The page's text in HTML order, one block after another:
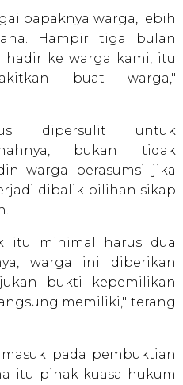
bapaknya warga, lebih
Hampir tiga bulan
hadir ke warga kami, itu
buat warga,"
dipersulit untuk
bukan tidak
warga berasumsi jika
dibalik pilihan sikap
itu minimal harus dua
warga ini diberikan
bukti kepemilikan
memiliki," terang
pada pembuktian
itu pihak kuasa hukum